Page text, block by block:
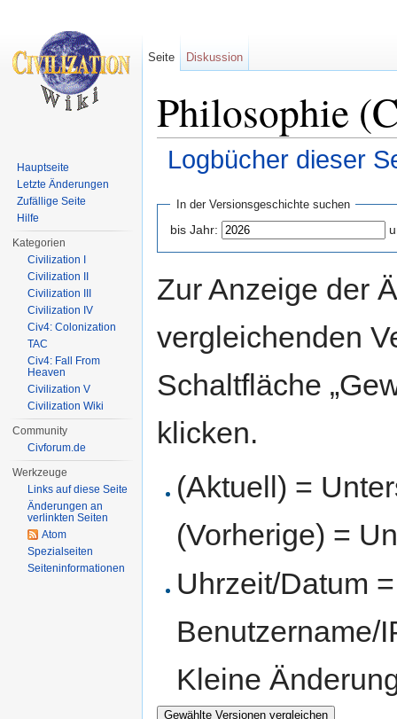
Philosophie
Logbücher dieser
In der Versionsgeschichte suchen
bis Jahr:
Zur Anzeige der
vergleichenden
Schaltfläche
klicken.
(Aktuell) =
(Vorherige) =
Uhrzeit/Datum
Benutzername/
Kleine
Seite Diskussion
Hauptseite
Letzte Änderungen
Zufällige Seite
Hilfe
Kategorien
Civilization I
Civilization II
Civilization III
Civilization IV
Civ4: Colonization
TAC
Civ4: Fall From
Heaven
Civilization V
Civilization Wiki
Community
Civforum.de
Werkzeuge
Links auf diese Seite
Änderungen an
verlinkten Seiten
Atom
Spezialseiten
Seiten­informationen